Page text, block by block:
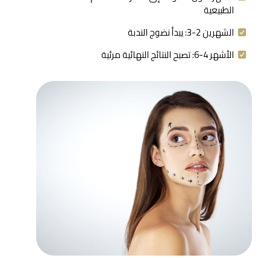
الطبيعية
الشهرين 2-3: يبدأ نضوج الندبة
الأشهر 4-6: تصبح النتائج النهائية مرئية